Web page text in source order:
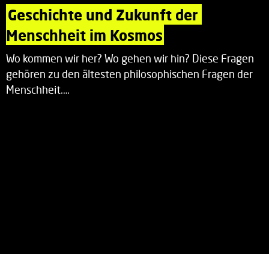
Geschichte und Zukunft der
Menschheit im Kosmos
Wo kommen wir her? Wo gehen wir hin? Diese Fragen
gehören zu den ältesten philosophischen Fragen der
Menschheit.…